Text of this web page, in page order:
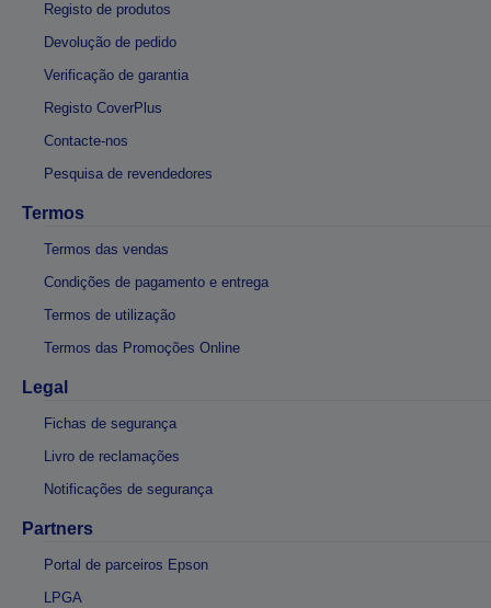
Registo de produtos
Devolução de pedido
Verificação de garantia
Registo CoverPlus
Contacte-nos
Pesquisa de revendedores
Termos
Termos das vendas
Condições de pagamento e entrega
Termos de utilização
Termos das Promoções Online
Legal
Fichas de segurança
Livro de reclamações
Notificações de segurança
Partners
Portal de parceiros Epson
LPGA